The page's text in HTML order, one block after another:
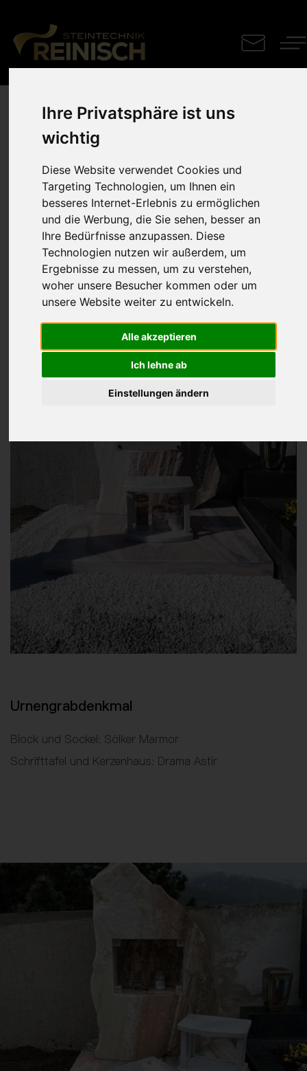
Ihre Privatsphäre ist uns
wichtig
Diese Website verwendet Cookies und
Targeting Technologien, um Ihnen ein
besseres Internet-Erlebnis zu ermöglichen
und die Werbung, die Sie sehen, besser an
Ihre Bedürfnisse anzupassen. Diese
Technologien nutzen wir außerdem, um
Ergebnisse zu messen, um zu verstehen,
woher unsere Besucher kommen oder um
unsere Website weiter zu entwickeln.
Alle akzeptieren
Ich lehne ab
Einstellungen ändern
Urnengrabdenkmal
strukturverlaufender Podestplatte. Schriftplatte und
Kerzenhaus aus griechischem Marmor Drama Astir.
Urnengrabdenkmal
Block und Sockel: Sölker Marmor
Schrifttafel und Kerzenhaus: Drama Astir